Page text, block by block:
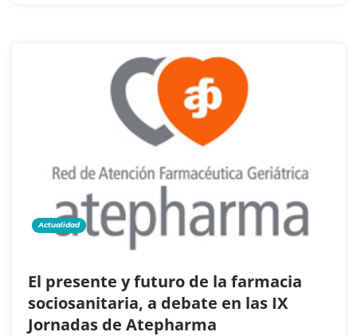
Actualidad
El presente y futuro de la farmacia
sociosanitaria, a debate en las IX
Jornadas de Atepharma